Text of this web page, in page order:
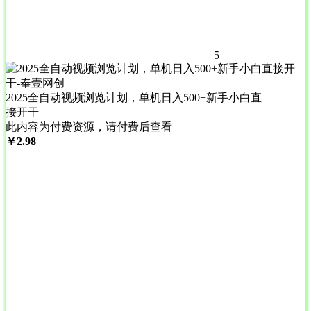
5
2025全自动视频浏览计划，单机日入500+新手小白直
接开干
此内容为付费资源，请付费后查看
￥2.98